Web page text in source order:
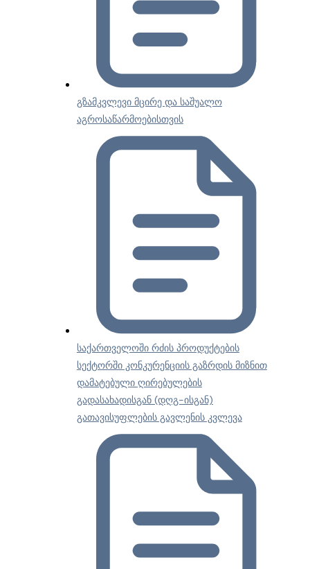
გზამკვლევი მცირე და საშუალო
აგროსაწარმოებისთვის
საქართველოში რძის პროდუქტების
სექტორში კონკურენციის გაზრდის მიზნით
დამატებული ღირებულების
გადასახადისგან (დღგ-ისგან)
გათავისუფლების გავლენის კვლევა